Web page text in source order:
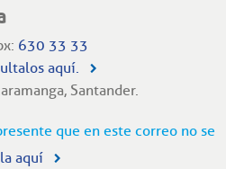
630 33 33
aquí.
Santander.
que en este correo no se
aquí